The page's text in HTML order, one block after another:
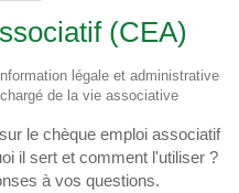
(CEA)
légale et administrative
de la vie associative
le chèque emploi associatif
il sert et comment l'utiliser ?
à vos questions.